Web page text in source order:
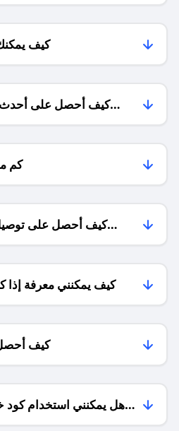
كيف
كيف أحصل على أحدث
كم
كيف أحصل على
كيف يمكنني معرفة إذا
كيف
هل يمكنني استخدام